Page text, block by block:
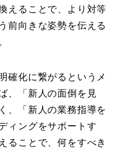
えることで、より対等
前向きな姿勢を伝える
確化に繋がるというメ
、「新人の面倒を見
、「新人の業務指導を
ィングをサポートす
ることで、何をすべき